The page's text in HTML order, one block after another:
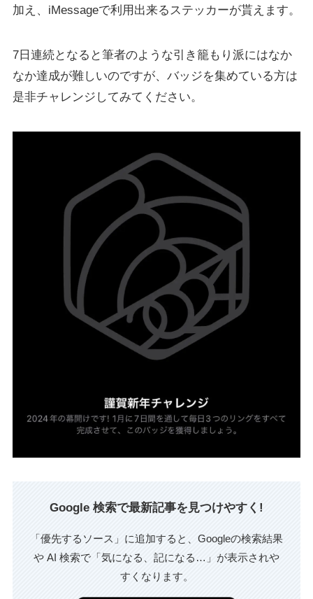
加え、iMessageで利用出来るステッカーが貰えます。
7日連続となると筆者のような引き籠もり派にはなか
なか達成が難しいのですが、バッジを集めている方は
是非チャレンジしてみてください。
Google 検索で最新記事を見つけやすく!
「優先するソース」に追加すると、Googleの検索結果
や AI 検索で「気になる、記になる…」が表示されや
すくなります。